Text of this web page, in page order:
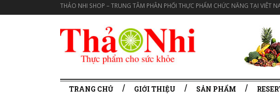
THẢO NHI SHOP – TRUNG TÂM PHÂN PHỐI THỰC PHẨM CHỨC NĂNG TẠI VIÊT
TRANG CHỦ GIỚI THIỆU SẢN PHẨM